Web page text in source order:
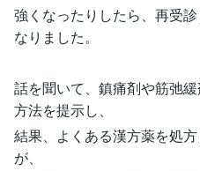
強くなったりしたら、再受
なりました。
話を聞いて、鎮痛剤や筋弛
方法を提示し、
結果、よくある漢方薬を処
が、